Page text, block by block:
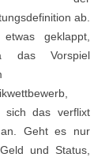
ab.
geklappt,
das Vorspiel
sich das verflixt
Geht es nur
und Status,